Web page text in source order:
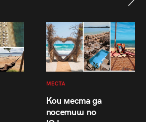
МЕСТА
Кои места да
посетиш по